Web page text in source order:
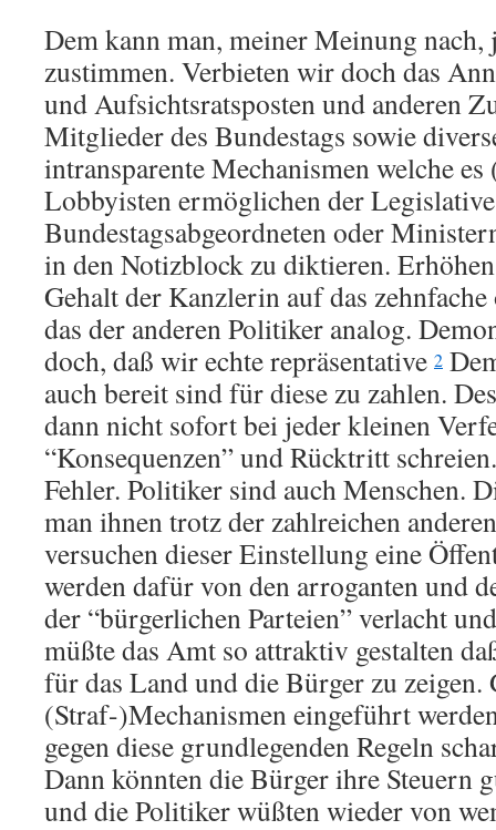
Dem kann man, meiner Meinung nach,
zustimmen. Verbieten wir doch das
und Aufsichtsratsposten und anderen
Mitglieder des Bundestags sowie
intransparente Mechanismen welche
Lobbyisten ermöglichen der
Bundestagsabgeordneten oder
in den Notizblock zu diktieren.
Gehalt der Kanzlerin auf das
das der anderen Politiker analog.
doch, daß wir echte repräsentative 2
auch bereit sind für diese zu zahlen.
dann nicht sofort bei jeder kleinen
“Konsequenzen” und Rücktritt
Fehler. Politiker sind auch Menschen.
man ihnen trotz der zahlreichen
versuchen dieser Einstellung eine
werden dafür von den arroganten und
der “bürgerlichen Parteien” verlacht
müßte das Amt so attraktiv gestalten
für das Land und die Bürger zu
(Straf-)Mechanismen eingeführt
gegen diese grundlegenden Regeln
Dann könnten die Bürger ihre Steuern
und die Politiker wüßten wieder von